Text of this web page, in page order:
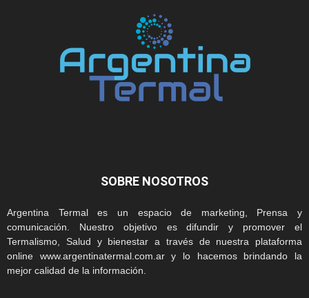
SOBRE NOSOTROS
Argentina Termal es un espacio de marketing, Prensa y
comunicación. Nuestro objetivo es difundir y promover el
Termalismo, Salud y bienestar a través de nuestra plataforma
online www.argentinatermal.com.ar y lo hacemos brindando la
mejor calidad de la información.